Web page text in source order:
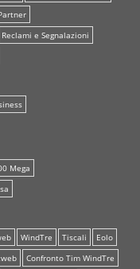
Reclami e Segnalazioni
Mega
WindTre Tiscali
Eolo
Confronto Tim WindTre